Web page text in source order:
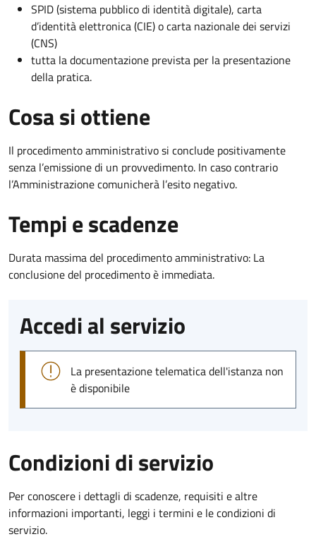
SPID (sistema pubblico di identità digitale), carta
d’identità elettronica (CIE) o carta nazionale dei servizi
(CNS)
tutta la documentazione prevista per la presentazione
della pratica.
Cosa si ottiene
Il procedimento amministrativo si conclude positivamente
senza l’emissione di un provvedimento. In caso contrario
l’Amministrazione comunicherà l’esito negativo.
Tempi e scadenze
Durata massima del procedimento amministrativo: La
conclusione del procedimento è immediata.
Accedi al servizio
La presentazione telematica dell'istanza non
è disponibile
Condizioni di servizio
Per conoscere i dettagli di scadenze, requisiti e altre
informazioni importanti, leggi i termini e le condizioni di
servizio.